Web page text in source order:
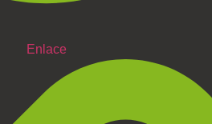
Enlace